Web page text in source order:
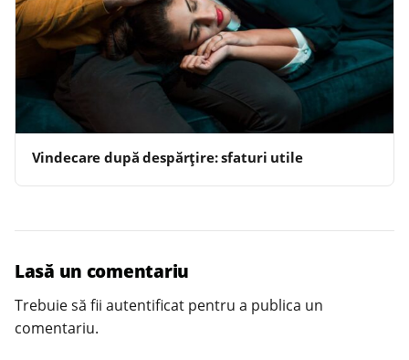
Vindecare după despărțire: sfaturi utile
Lasă un comentariu
Trebuie să fii autentificat pentru a publica un
comentariu.